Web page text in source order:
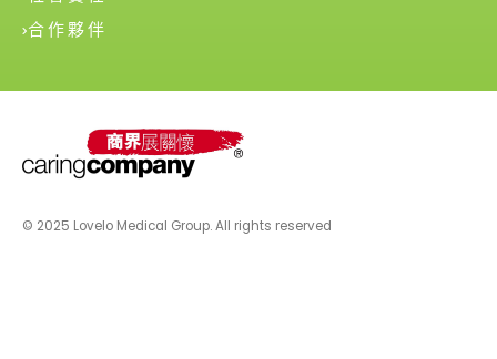
合作夥伴
© 2025 Lovelo Medical Group. All rights reserved